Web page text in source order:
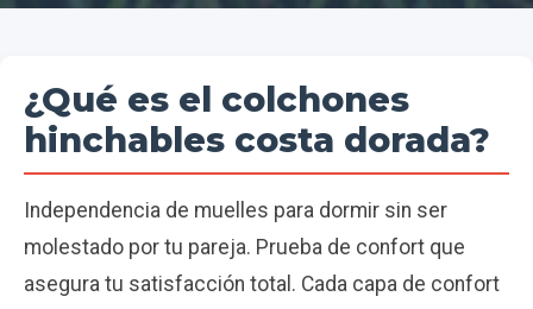
¿Qué es el colchones
hinchables costa dorada?
Independencia de muelles para dormir sin ser
molestado por tu pareja. Prueba de confort que
asegura tu satisfacción total. Cada capa de confort